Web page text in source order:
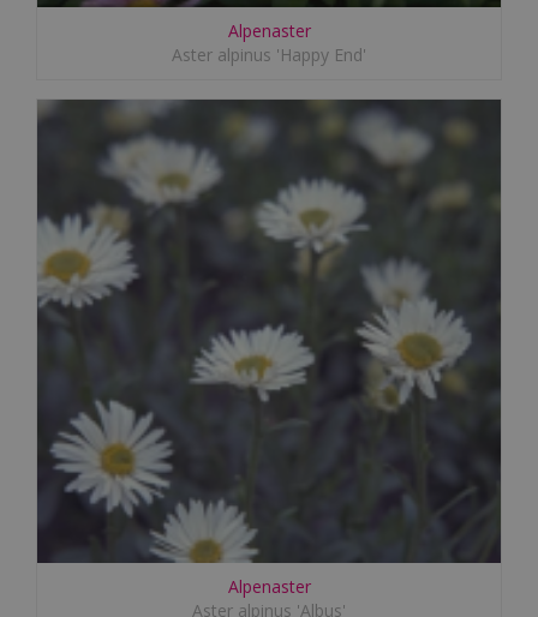
Alpenaster
Aster alpinus 'Happy End'
Alpenaster
Aster alpinus 'Albus'